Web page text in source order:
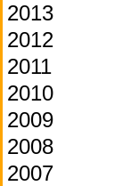
2013
2012
2011
2010
2009
2008
2007